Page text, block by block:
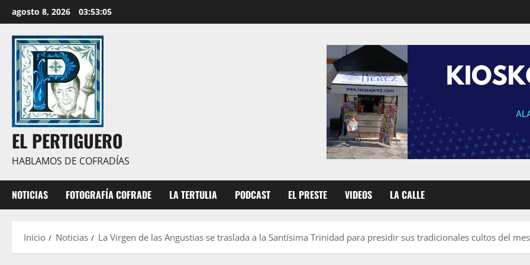
al
contenido
agosto 8, 2026 03:53:06
EL PERTIGUERO
HABLAMOS DE COFRADÍAS
NOTICIAS FOTOGRAFÍA COFRADE LA TERTULIA PODCAST EL PRESTE VIDEOS LA CALLE
Inicio Noticias La Virgen de las Angustias se traslada a la Santísima Trinidad para presidir sus tradicionales cultos del